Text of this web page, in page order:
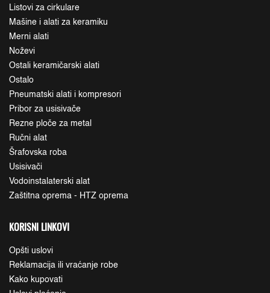
Listovi za cirkulare
Mašine i alati za keramiku
Merni alati
Noževi
Ostali keramičarski alati
Ostalo
Pneumatski alati i kompresori
Pribor za usisivače
Rezne ploče za metal
Ručni alat
Šrafovska roba
Usisivači
Vodoinstalaterski alat
Zaštitna oprema - HTZ oprema
KORISNI LINKOVI
Opšti uslovi
Reklamacija ili vraćanje robe
Kako kupovati